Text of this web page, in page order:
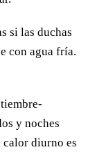
si las duchas
con agua fría.
y noches
calor diurno es